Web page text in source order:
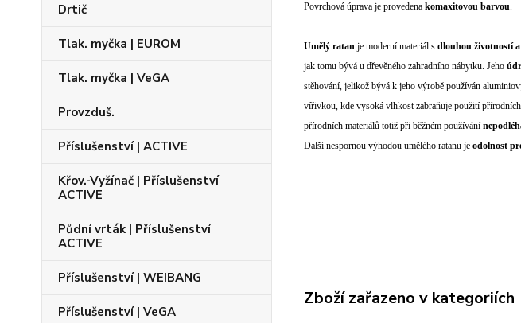
Drtič
Tlak. myčka | EUROM
Tlak. myčka | VeGA
Provzduš.
Příslušenství | ACTIVE
Křov.-Vyžínač | Příslušenství
ACTIVE
Půdní vrták | Příslušenství
ACTIVE
Příslušenství | WEIBANG
Příslušenství | VeGA
Povrchová úprava je provedena komaxitovou barvou.
Umělý ratanje moderní materiál s dlouhou životností
jak tomu bývá u dřevěného zahradního nábytku. Jeho
stěhování, jelikož bývá k jeho výrobě používán
vířivkou, kde vysoká vlhkost zabraňuje použití
přírodních materiálů totiž při běžném používání
Další nespornou výhodou umělého ratanu je odolnost
Zboží zařazeno v kategoriích